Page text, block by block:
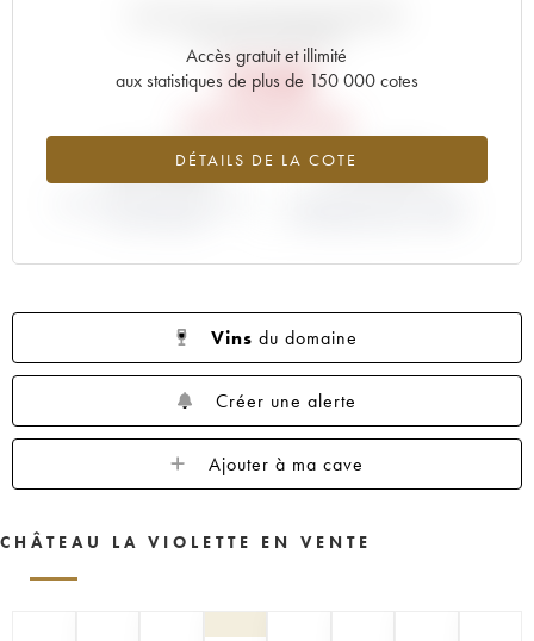
1962 1955 ----
Accès gratuit et illimité
aux statistiques de plus de 150 000 cotes
DÉTAILS DE LA COTE
336€
-43.98% +14.29%
Vins du domaine
Créer une alerte
Ajouter à ma cave
CHÂTEAU LA VIOLETTE EN VENTE